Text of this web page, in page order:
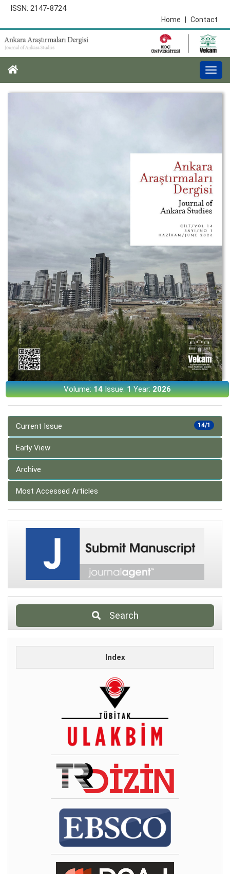
ISSN: 2147-8724
Contact
Home
Volume:14Issue:1Year:2026
14/1
Current Issue
Early View
Archive
Most Accessed Articles
Search
Index